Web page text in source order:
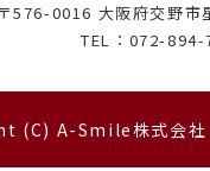
〒576-0016 大阪府交野
TEL：072-894-
(C) A-Smile株式会